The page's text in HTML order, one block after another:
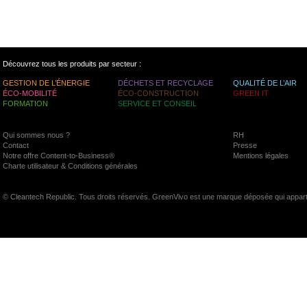
Découvrez tous les produits par secteur :
GESTION DE L’ÉNERGIE DÉCHETS ET RECYCLAGE
QUALITÉ DE L’AIR
ÉCO-MOBILITÉ
ÉCO-CONSTRUCTION
GREEN IT
FORMATION
SERVICE ET CONSEIL
Qui sommes nous ?
RH
Contact
Presse
Notre offre Content-to-Business®
Mentions légales
Charte utilisateur & Conditions générales
© Cleantech Republic. Tous droits réservés. GreenVivo est une marque déposée qui